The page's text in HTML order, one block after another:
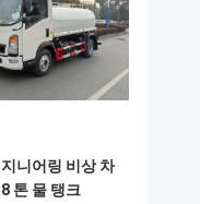
지니어링 비상 차
톤 물 탱크